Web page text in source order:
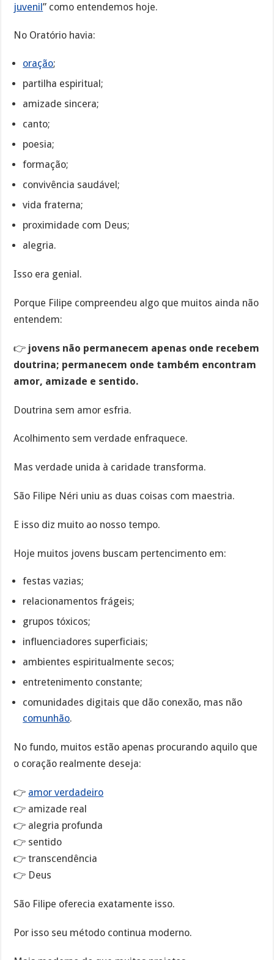
juvenil” como entendemos hoje.
No Oratório havia:
oração;
partilha espiritual;
amizade sincera;
canto;
poesia;
formação;
convivência saudável;
vida fraterna;
proximidade com Deus;
alegria.
Isso era genial.
Porque Filipe compreendeu algo que muitos ainda não
entendem:
👉 jovens não permanecem apenas onde recebem
doutrina; permanecem onde também encontram
amor, amizade e sentido.
Doutrina sem amor esfria.
Acolhimento sem verdade enfraquece.
Mas verdade unida à caridade transforma.
São Filipe Néri uniu as duas coisas com maestria.
E isso diz muito ao nosso tempo.
Hoje muitos jovens buscam pertencimento em:
festas vazias;
relacionamentos frágeis;
grupos tóxicos;
influenciadores superficiais;
ambientes espiritualmente secos;
entretenimento constante;
comunidades digitais que dão conexão, mas não
comunhão.
No fundo, muitos estão apenas procurando aquilo que
o coração realmente deseja:
👉 amor verdadeiro
👉 amizade real
👉 alegria profunda
👉 sentido
👉 transcendência
👉 Deus
São Filipe oferecia exatamente isso.
Por isso seu método continua moderno.